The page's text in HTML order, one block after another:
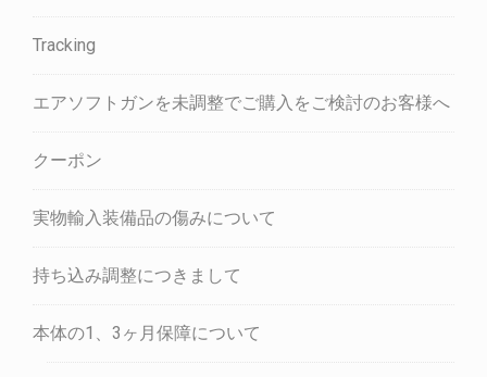
Tracking
エアソフトガンを未調整でご購入をご検討のお客様へ
クーポン
実物輸入装備品の傷みについて
持ち込み調整につきまして
本体の1、3ヶ月保障について